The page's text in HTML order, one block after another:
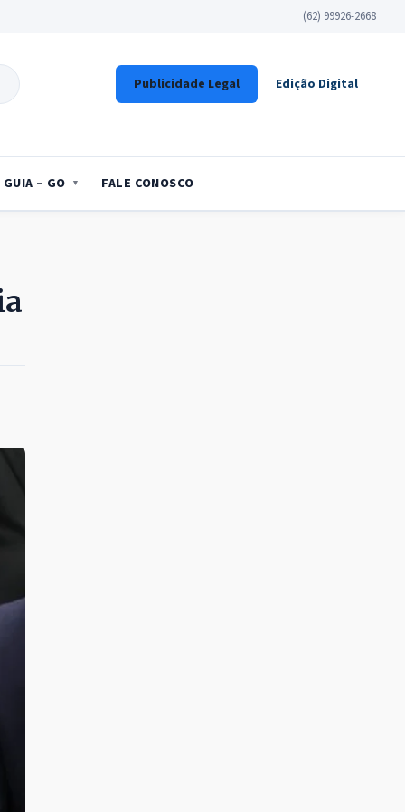
(62) 99926-2668
Publicidade Legal Edição Digital
GUIA – GO FALE CONOSCO